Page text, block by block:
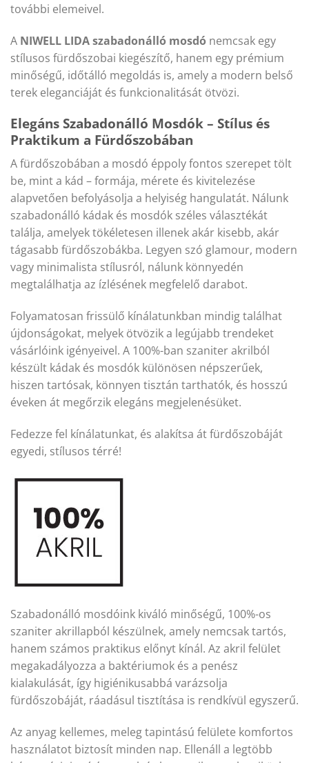
további elemeivel.
A NIWELL LIDA szabadonálló mosdó nemcsak egy
stílusos fürdőszobai kiegészítő, hanem egy prémium
minőségű, időtálló megoldás is, amely a modern belső
terek eleganciáját és funkcionalitását ötvözi.
Elegáns Szabadonálló Mosdók – Stílus és
Praktikum a Fürdőszobában
A fürdőszobában a mosdó éppoly fontos szerepet tölt
be, mint a kád – formája, mérete és kivitelezése
alapvetően befolyásolja a helyiség hangulatát. Nálunk
szabadonálló kádak és mosdók széles választékát
találja, amelyek tökéletesen illenek akár kisebb, akár
tágasabb fürdőszobákba. Legyen szó glamour, modern
vagy minimalista stílusról, nálunk könnyedén
megtalálhatja az ízlésének megfelelő darabot.
Folyamatosan frissülő kínálatunkban mindig találhat
újdonságokat, melyek ötvözik a legújabb trendeket
vásárlóink igényeivel. A 100%-ban szaniter akrilból
készült kádak és mosdók különösen népszerűek,
hiszen tartósak, könnyen tisztán tarthatók, és hosszú
éveken át megőrzik elegáns megjelenésüket.
Fedezze fel kínálatunkat, és alakítsa át fürdőszobáját
egyedi, stílusos térré!
Szabadonálló mosdóink kiváló minőségű, 100%-os
szaniter akrillapból készülnek, amely nemcsak tartós,
hanem számos praktikus előnyt kínál. Az akril felület
megakadályozza a baktériumok és a penész
kialakulását, így higiénikusabbá varázsolja
fürdőszobáját, ráadásul tisztítása is rendkívül egyszerű.
Az anyag kellemes, meleg tapintású felülete komfortos
használatot biztosít minden nap. Ellenáll a legtöbb